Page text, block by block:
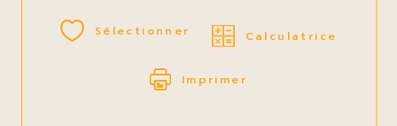
Sélectionner Calculatrice
Imprimer